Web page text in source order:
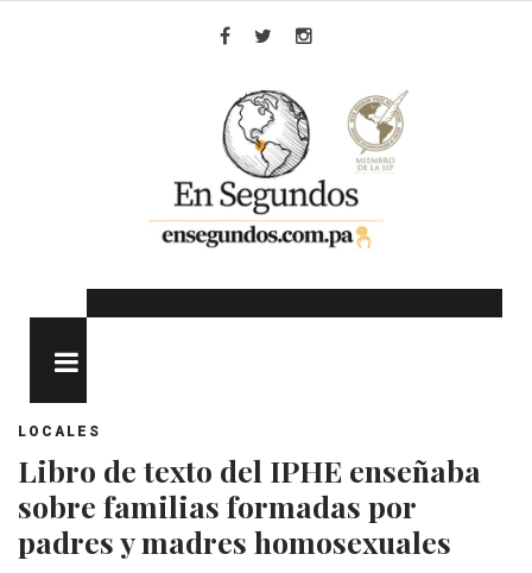
LOCALES
Libro de texto del IPHE enseñaba
sobre familias formadas por
padres y madres homosexuales